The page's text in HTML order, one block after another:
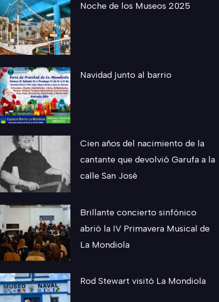
Noche de los Museos 2025
Navidad junto al barrio
Cien años del nacimiento de la
cantante que devolvió Garufa a la
calle San José
Brillante concierto sinfónico
abrió la IV Primavera Musical de
La Mondiola
Rod Stewart visitó La Mondiola